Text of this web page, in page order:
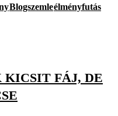
Blogszemleélményfutás
KICSIT FÁJ, DE